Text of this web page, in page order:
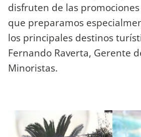
disfruten de las
que preparamos
los principales destinos
Fernando Raverta, Gerente
Minoristas.